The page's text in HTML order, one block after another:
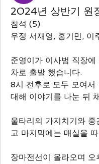
2024년 상반기 원
참석 (5)
우정 서재영, 홍기민, 이
준영이가 이사범 직장
차로 출발 했습니다.
8시 전후로 모두 모여서
대해 이야기를 나눈 뒤
울타리의 가지치기와
고 마지막에는 매실을
장마전선이 올라오며